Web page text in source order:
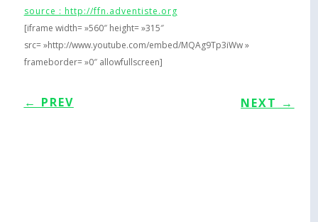
source : http://ffn.adventiste.org
[iframe width= »560″ height= »315″
src= »http://www.youtube.com/embed/MQAg9Tp3iWw »
frameborder= »0″ allowfullscreen]
← PREV NEXT →